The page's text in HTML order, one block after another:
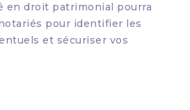
en droit patrimonial pourra
pour identifier les
et sécuriser vos